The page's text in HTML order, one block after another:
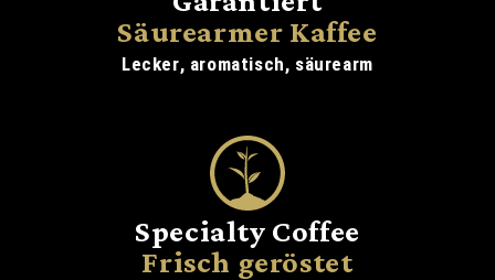
Säurearmer Kaffee
Lecker, aromatisch, säurearm
Specialty Coffee
Frisch geröstet